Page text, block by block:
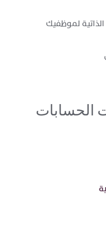
الذاتية لموظفيك
الحسابات